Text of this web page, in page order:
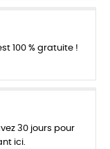
100 % gratuite !
30 jours pour
ici.